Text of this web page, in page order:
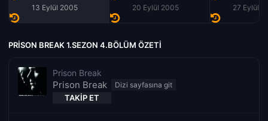
13 Eylül 2005 20 Eylül 2005 27 Eylül
PRISON BREAK 1.SEZON 4.BÖLÜM ÖZETI
Prison Break
Prison Break
TAKIP ET